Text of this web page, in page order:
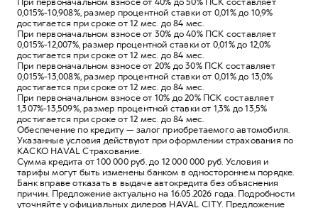
0,015%-10,908%, размер процентной ставки от 0,01% до 10,9%
достигается при сроке от 12 мес. до 84 мес.
При первоначальном взносе от 30% до 40% ПСК составляет
0,015%-12,007%, размер процентной ставки от 0,01% до 12,0%
достигается при сроке от 12 мес. до 84 мес.
При первоначальном взносе от 20% до 30% ПСК составляет
0,015%-13,008%, размер процентной ставки от 0,01% до 13,0%
достигается при сроке от 12 мес. до 84 мес.
При первоначальном взносе от 10% до 20% ПСК составляет
1,307%-13,509%, размер процентной ставки от 1,3% до 13,5%
достигается при сроке от 12 мес. до 84 мес.
Обеспечение по кредиту — залог приобретаемого автомобиля.
Указанные условия действуют при оформлении страхования по
КАСКО HAVAL Страхование.
Сумма кредита от 100 000 руб. до 12 000 000 руб. Условия и
тарифы могут быть изменены банком в одностороннем порядке.
Банк вправе отказать в выдаче автокредита без объяснения
причин. Предложение актуально на 16.05.2026 года. Подробности
уточняйте у официальных дилеров HAVAL CITY. Предложение